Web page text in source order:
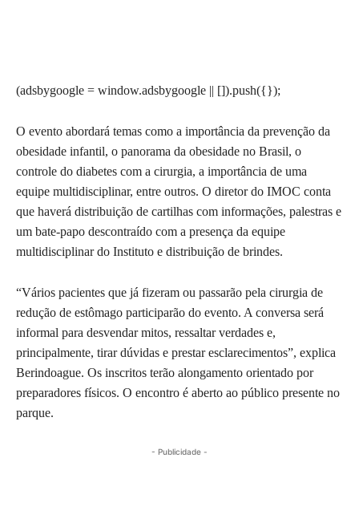
(adsbygoogle = window.adsbygoogle || []).push({});
O evento abordará temas como a importância da prevenção da
obesidade infantil, o panorama da obesidade no Brasil, o
controle do diabetes com a cirurgia, a importância de uma
equipe multidisciplinar, entre outros. O diretor do IMOC conta
que haverá distribuição de cartilhas com informações, palestras e
um bate-papo descontraído com a presença da equipe
multidisciplinar do Instituto e distribuição de brindes.
“Vários pacientes que já fizeram ou passarão pela cirurgia de
redução de estômago participarão do evento. A conversa será
informal para desvendar mitos, ressaltar verdades e,
principalmente, tirar dúvidas e prestar esclarecimentos”, explica
Berindoague. Os inscritos terão alongamento orientado por
preparadores físicos. O encontro é aberto ao público presente no
parque.
- Publicidade -